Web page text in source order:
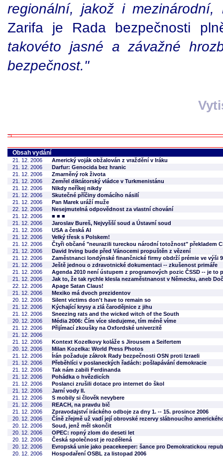
regionální, jakož i mezinárodní,
Zarifa je Rada bezpečnosti
takovéto jasné a závažné
bezpečnost."
Obsah vydání
21. 12. 2006
Americký voják obžalován z vraždění v Iráku
21. 12. 2006
Darfur: Genocida bez hranic
21. 12. 2006
Zmarněný rok života
21. 12. 2006
Zemřel diktátorský vládce v Turkmenistánu
21. 12. 2006
Nikdy neříkej nikdy
21. 12. 2006
Skutečné příčiny domácího násilí
21. 12. 2006
Pan Marek uráží muže
22. 12. 2006
Nesejmutelná odpovědnost za vlastní chování
21. 12. 2006
■ ■ ■
21. 12. 2006
Jaroslav Bureš, Nejvyšší soud a Ústavní soud
21. 12. 2006
USA a česká AI
21. 12. 2006
Velký třesk s Polskem!
21. 12. 2006
Čtyři občané "neurazili tureckou národní totožnost" překladem
21. 12. 2006
David Irving bude před Vánocemi propuštěn z vězení
21. 12. 2006
Zaměstnanci londýnské finančnické firmy obdrží prémie ve výši
21. 12. 2006
Ještě jednou o zdravotnické dokumentaci -- zkušenost primáře
21. 12. 2006
Agenda 2010 není ústupem z programových pozic ČSSD -- je to
21. 12. 2006
Jak to, že tak rychle klesla nezaměstnanost v Německu, aneb
22. 12. 2006
Apage Satan Claus!
21. 12. 2006
Mexiko má dvoch prezidentov
20. 12. 2006
Silent victims don't have to remain so
21. 12. 2006
Kýchající krysy a zlá čarodějnice z jihu
21. 12. 2006
Sneezing rats and the wicked witch of the South
20. 12. 2006
Média 2006: Čím více sledujeme, tím méně víme
21. 12. 2006
Přijímací zkoušky na Oxfordské univerzitě
21. 12. 2006
21. 12. 2006
Kontext Kozelkovy koláže s Jirousem a Seifertem
20. 12. 2006
Milan Kozelka: World Press Photos
21. 12. 2006
Írán požaduje zákrok Rady bezpečnosti OSN proti Izraeli
21. 12. 2006
Přeběhlíci v poslaneckých řadách: pošlapávání demokracie
21. 12. 2006
Tak nám zabili Ferdinanda
21. 12. 2006
Pohádka o hvězdicích
21. 12. 2006
Poslanci zrušili dotace pro internet do škol
21. 12. 2006
Jarní vody II.
21. 12. 2006
S mobily si člověk nevybere
21. 12. 2006
REACH, na pravdu bič
21. 12. 2006
Zpravodajství iráckého odboje za dny 1. -- 15. prosince 2006
20. 12. 2006
Číně zřejmě už vadí její obrovské rezervy slábnoucího
20. 12. 2006
Soud, jenž měl skončit
20. 12. 2006
OPEC: ropný zlom do deseti let
20. 12. 2006
Česká společnost je rozdělená
20. 12. 2006
Evropská unie jako peacekeeper: šance pro Demokratickou
20. 12. 2006
Hospodaření OSBL za listopad 2006